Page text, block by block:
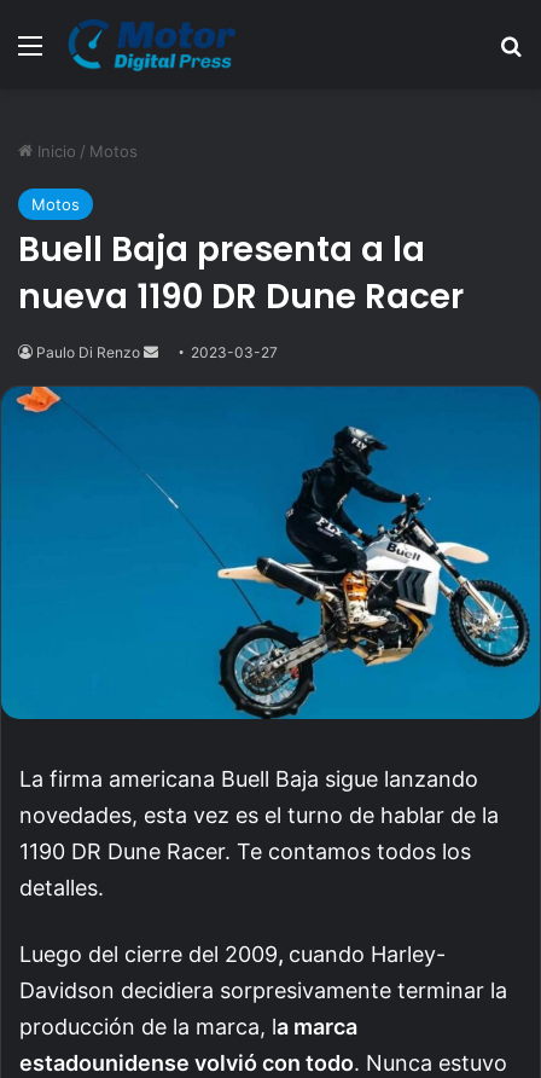
Menú
Inicio / Motos
Motos
Buell Baja presenta a la
nueva 1190 DR Dune Racer
Paulo Di Renzo
Send2023-03-27
La firma americana Buell Baja sigue lanzando
novedades, esta vez es el turno de hablar de la
1190 DR Dune Racer. Te contamos todos los
detalles.
Luego del cierre del 2009, cuando Harley-
Davidson decidiera sorpresivamente terminar la
producción de la marca, la marca
estadounidense volvió con todo. Nunca estuvo